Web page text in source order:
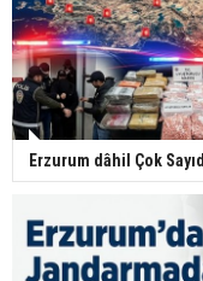
Erzurum dâhil Çok